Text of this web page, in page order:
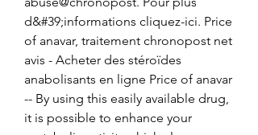
d&#39;informations cliquez-ici. Price
of anavar, traitement chronopost net
avis - Acheter des stéroïdes
anabolisants en ligne Price of anavar
-- By using this easily available drug,
it is possible to enhance your